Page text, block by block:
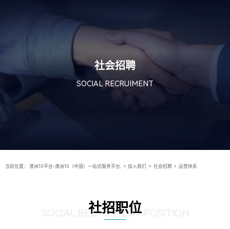
社会招聘
SOCIAL RECRUIMENT
当前位置： 澳洲10平台-澳洲10（中国）一站式服务平台, > 加入我们 > 社会招聘 > 运营体系
社招职位
SOCIAL RECRUIMENT POSITION